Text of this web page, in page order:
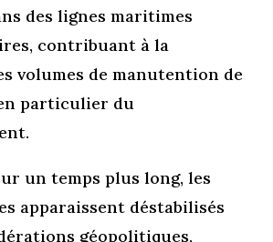
des lignes maritimes
contribuant à la
volumes de manutention de
particulier du
un temps plus long, les
apparaissent déstabilisés
géopolitiques,